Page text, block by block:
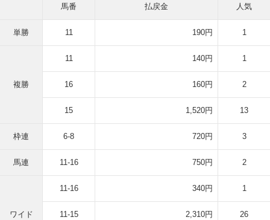
馬番 払戻金 人気
単勝 11 190円 1
複勝
11 140円 1
16 160円 2
15 1,520円 13
枠連 6-8 720円 3
馬連 11-16 750円 2
ワイド
11-16 340円 1
11-15 2,310円 26